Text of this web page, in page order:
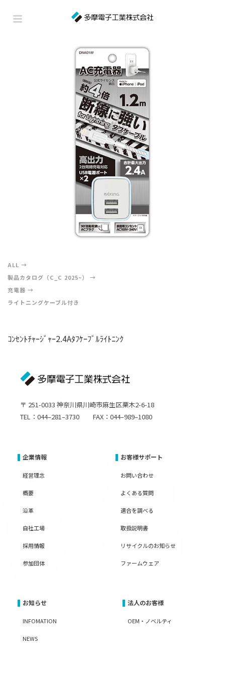
ALL
製品カタログ（C_C 2025~）
充電器
ライトニングケーブル付き
ｺﾝｾﾝﾄﾁｬｰｼﾞｬｰ2.4Aﾀﾌｹｰﾌﾞﾙﾗｲﾄﾆﾝｸ
〒 251-0033 神奈川県川崎市麻生区栗木2-6-18
TEL：044–281–3730 FAX：044–989–1080
企業情報
経営理念
概要
沿革
自社工場
採用情報
参加団体
お客様サポート
お問い合わせ
よくある質問
適合を調べる
取扱説明書
リサイクルのお知らせ
ファームウェア
お知らせ
INFOMATION
NEWS
法人のお客様
OEM・ノベルティ